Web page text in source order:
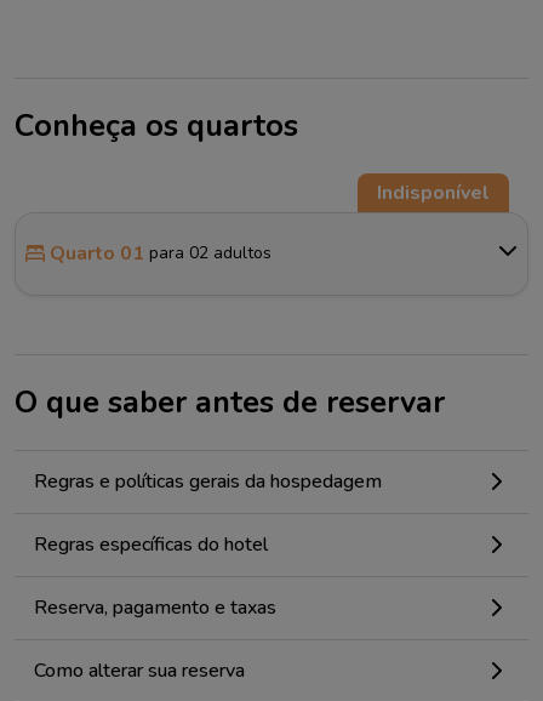
Conheça os quartos
Indisponível
Quarto 01 para 02 adultos
O que saber antes de reservar
Regras e políticas gerais da hospedagem
Regras específicas do hotel
Reserva, pagamento e taxas
Como alterar sua reserva